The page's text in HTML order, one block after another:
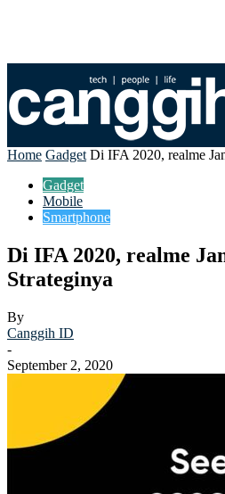
Home Gadget Di IFA 2020, realme
Gadget
Mobile
Smartphone
Di IFA 2020, realme
Strateginya
By
Canggih ID
-
September 2, 2020